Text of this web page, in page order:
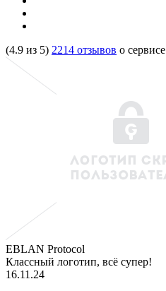
(4.9 из 5) 2214 отзывов о сервисе
EBLAN Protocol
Классный логотип, всё супер!
16.11.24